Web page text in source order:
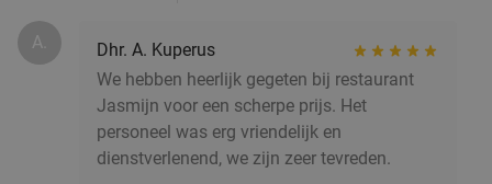
A.
Dhr. A. Kuperus
We hebben heerlijk gegeten bij restaurant
Jasmijn voor een scherpe prijs. Het
personeel was erg vriendelijk en
dienstverlenend, we zijn zeer tevreden.